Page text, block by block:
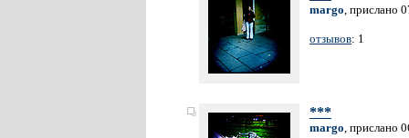
margo, прислано
отзывов: 1
***
margo, прислано